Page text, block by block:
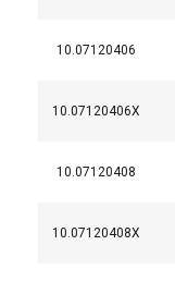
10.07120406
10.07120406X
10.07120408
10.07120408X